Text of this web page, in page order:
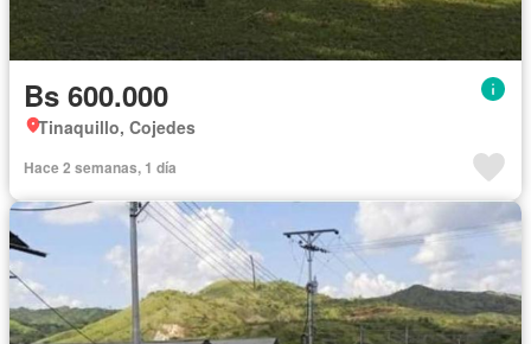
Bs 600.000
Tinaquillo, Cojedes
Hace 2 semanas, 1 día